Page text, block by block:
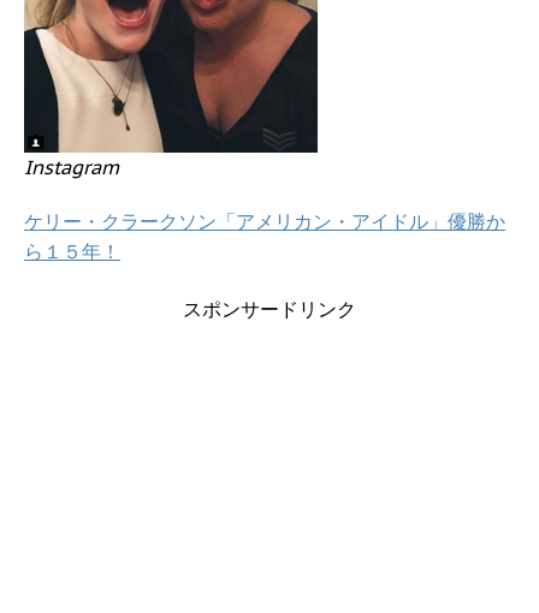
Instagram
ケリー・クラークソン「アメリカン・アイドル」優勝か
ら１５年！
スポンサードリンク